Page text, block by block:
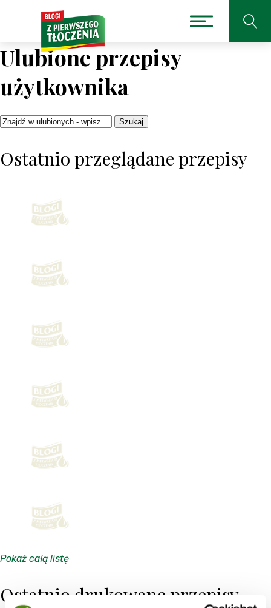
Ulubione przepisy
użytkownika
Szukaj
Ostatnio przeglądane przepisy
Pokaż całą listę
Ostatnio drukowane przepisy